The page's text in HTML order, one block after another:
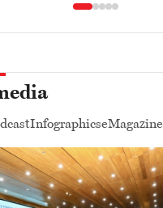
InfographicseMagazine